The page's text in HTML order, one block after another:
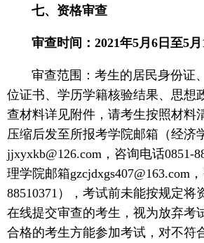
七、资格审查
审查时间：2021年5月6日至5月
审查范围：考生的居民身份证
位证书、学历学籍核验结果、思想
查材料详见附件，请考生按照材料
压缩后发至所报考学院邮箱（经济
jjxyxkb@126.com，咨询电话0851-
理学院邮箱gzcjdxgs407@163.com
88510371），考试前未能按规定将
在线提交审查的考生，视为放弃考
合格的考生方能参加考试，对不符